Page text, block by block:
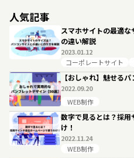
人気記事
スマホサイトの最適
の違い解説
2023.01.12
コーポレートサイト
【おしゃれ】魅せる
2022.09.20
WEB制作
数字で見るとは？採
け！
2022.11.24
WEB制作